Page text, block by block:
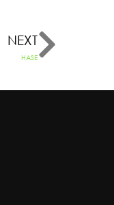
NEXT
HASE